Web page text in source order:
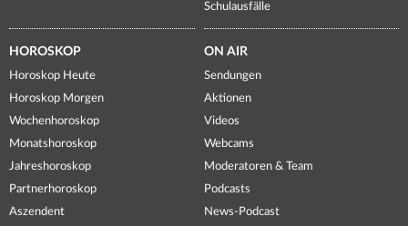
Schulausfälle
HOROSKOP
Horoskop Heute
Horoskop Morgen
Wochenhoroskop
Monatshoroskop
Jahreshoroskop
Partnerhoroskop
Aszendent
ON AIR
Sendungen
Aktionen
Videos
Webcams
Moderatoren & Team
Podcasts
News-Podcast